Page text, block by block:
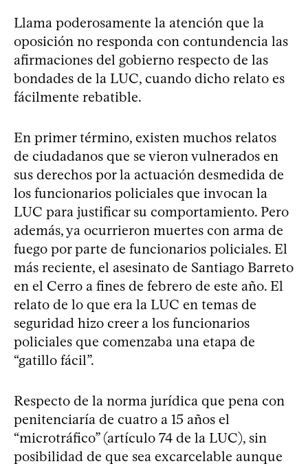
Llama poderosamente la atención que la
oposición no responda con contundencia las
afirmaciones del gobierno respecto de las
bondades de la LUC, cuando dicho relato es
fácilmente rebatible.
En primer término, existen muchos relatos
de ciudadanos que se vieron vulnerados en
sus derechos por la actuación desmedida de
los funcionarios policiales que invocan la
LUC para justificar su comportamiento. Pero
además, ya ocurrieron muertes con arma de
fuego por parte de funcionarios policiales. El
más reciente, el asesinato de Santiago Barreto
en el Cerro a fines de febrero de este año. El
relato de lo que era la LUC en temas de
seguridad hizo creer a los funcionarios
policiales que comenzaba una etapa de
“gatillo fácil”.
Respecto de la norma jurídica que pena con
penitenciaría de cuatro a 15 años el
“microtráfico” (artículo 74 de la LUC), sin
posibilidad de que sea excarcelable aunque